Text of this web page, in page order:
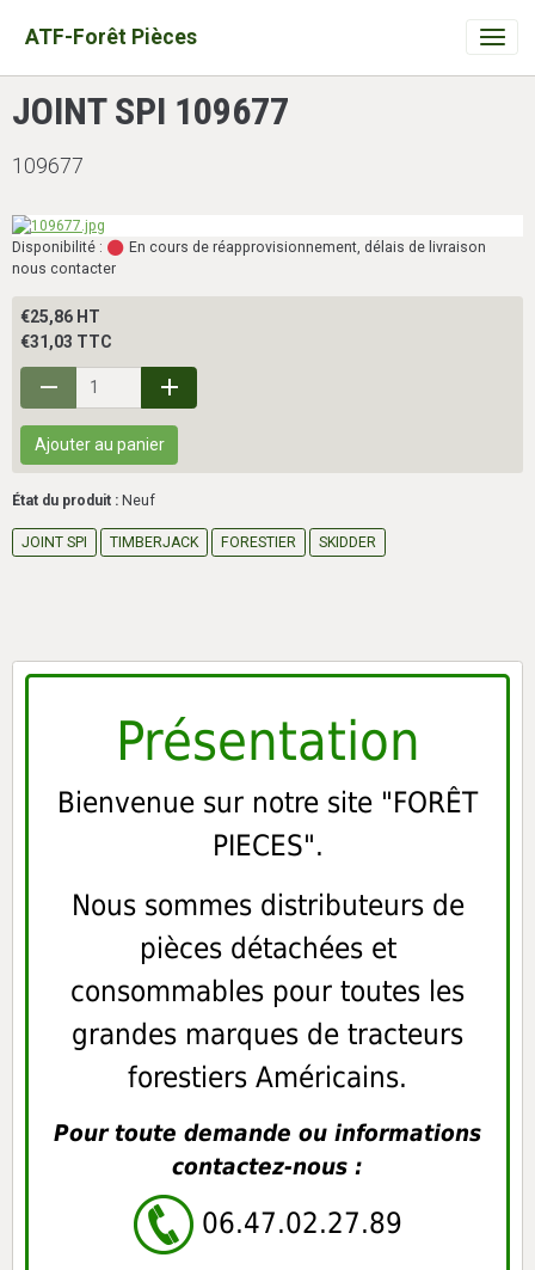
ATF-Forêt Pièces
JOINT SPI 109677
109677
Disponibilité :
En cours de réapprovisionnement, délais de livraison
nous contacter
€25,86 HT
€31,03 TTC
Ajouter au panier
État du produit : Neuf
JOINT SPI TIMBERJACK FORESTIER SKIDDER
Présentation
Bienvenue sur notre site "FORÊT
PIECES".
Nous sommes distributeurs de
pièces détachées et
consommables pour toutes les
grandes marques de tracteurs
forestiers Américains.
Pour toute demande ou informations
contactez-nous :
06.47.02.27.89